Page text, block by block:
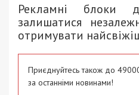
Рекламні блоки
залишатися
отримувати
Приєднуйтесь також до
за останніми новинами!